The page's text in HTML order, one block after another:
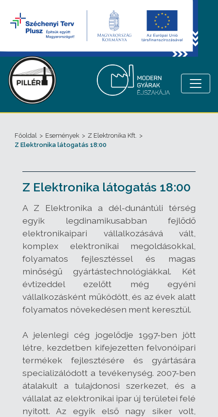
Főoldal > Események > Z Elektronika Kft. >
Z Elektronika látogatás 18:00
Z Elektronika látogatás 18:00
A Z Elektronika a dél-dunántúli térség
egyik legdinamikusabban fejlődő
elektronikaipari vállalkozásává vált,
komplex elektronikai megoldásokkal,
folyamatos fejlesztéssel és magas
minőségű gyártástechnológiákkal. Két
évtizeddel ezelőtt még egyéni
vállalkozásként működött, és az évek alatt
folyamatos növekedésen ment keresztül.
A jelenlegi cég jogelődje 1997-ben jött
létre, kezdetben kifejezetten felvonóipari
termékek fejlesztésére és gyártására
specializálódott a tevékenység. 2007-ben
átalakult a tulajdonosi szerkezet, és a
vállalat az elektronikai ipar új területei felé
nyitott. Az egyik első nagy siker volt,